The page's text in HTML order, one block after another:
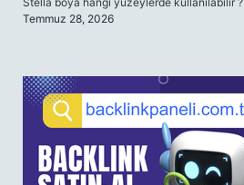
Temmuz 28, 2026